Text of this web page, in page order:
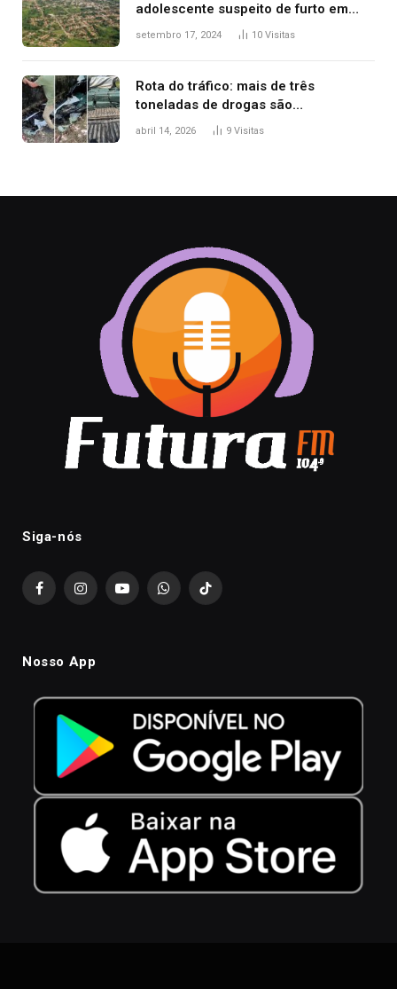
adolescente suspeito de furto em
estaca de cerca e agredi-lo
setembro 17, 2024 10 Visitas
Rota do tráfico: mais de três
toneladas de drogas são
apreendidas no TO em três meses
abril 14, 2026 9 Visitas
Siga-nós
FacebookInstagramYouTubeWhatsAppTikTok
Nosso App